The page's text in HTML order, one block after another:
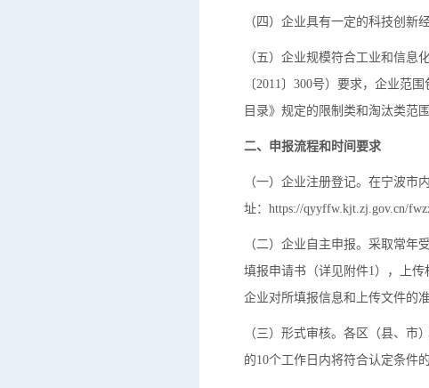
（四）企业具有一定的科技创新
（五）企业规模符合工业和信
〔2011〕300号）要求，企业范
目录》规定的限制类和淘汰类范围
二、申报流程和时间要求
（一）企业注册登记。在宁波市
址：https://qyyffw.kjt.zj.gov.cn/
（二）企业自主申报。采取常年
填报申请书（详见附件1），上
企业对所填报信息和上传文件的
（三）形式审核。各区（县、
的10个工作日内将符合认定条件